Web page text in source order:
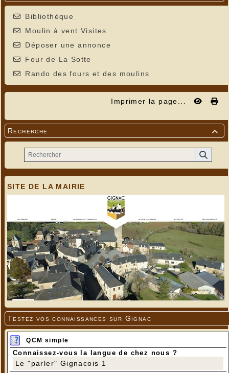
Bibliothèque
Moulin à vent Visites
Déposer une annonce
Four de La Sotte
Rando des fours et des moulins
Imprimer la page...

Recherche
SITE DE LA MAIRIE
Testez vos connaissances sur Gignac
QCM simple
Connaissez-vous la langue de chez nous ?
Le "parler" Gignacois 1